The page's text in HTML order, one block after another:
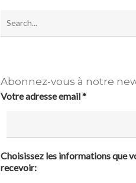
Abonnez-vous à notre
Votre adresse email*
Choisissez les informations que
recevoir: